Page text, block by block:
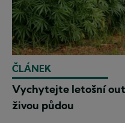
ČLÁNEK
Vychytejte letošní
živou půdou